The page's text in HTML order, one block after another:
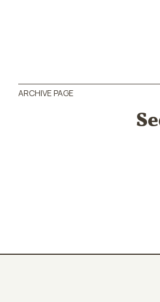
ARCHIVE PAGE